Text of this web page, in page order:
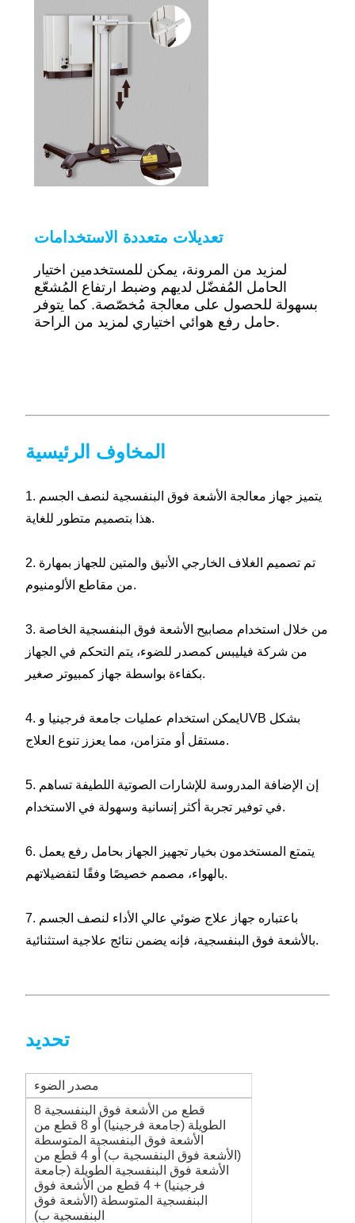
تعديلات متعددة الاستخدامات
لمزيد من المرونة، يمكن للمستخدمين اختيار
الحامل المُفضّل لديهم وضبط ارتفاع المُشعّع
بسهولة للحصول على معالجة مُخصّصة. كما يتوفر
حامل رفع هوائي اختياري لمزيد من الراحة.
المخاوف الرئيسية
1. يتميز جهاز معالجة الأشعة فوق البنفسجية لنصف الجسم
هذا بتصميم متطور للغاية.
2. تم تصميم الغلاف الخارجي الأنيق والمتين للجهاز بمهارة
من مقاطع الألومنيوم.
3. من خلال استخدام مصابيح الأشعة فوق البنفسجية الخاصة
من شركة فيليبس كمصدر للضوء، يتم التحكم في الجهاز
بكفاءة بواسطة جهاز كمبيوتر صغير.
4. يمكن استخدام عمليات جامعة فرجينيا وUVB بشكل
مستقل أو متزامن، مما يعزز تنوع العلاج.
5. إن الإضافة المدروسة للإشارات الصوتية اللطيفة تساهم
في توفير تجربة أكثر إنسانية وسهولة في الاستخدام.
6. يتمتع المستخدمون بخيار تجهيز الجهاز بحامل رفع يعمل
بالهواء، مصمم خصيصًا وفقًا لتفضيلاتهم.
7. باعتباره جهاز علاج ضوئي عالي الأداء لنصف الجسم
بالأشعة فوق البنفسجية، فإنه يضمن نتائج علاجية استثنائية.
تحديد
مصدر الضوء
8 قطع من الأشعة فوق البنفسجية
الطويلة (جامعة فرجينيا) أو 8 قطع من
الأشعة فوق البنفسجية المتوسطة
(الأشعة فوق البنفسجية ب) أو 4 قطع من
الأشعة فوق البنفسجية الطويلة (جامعة
فرجينيا) + 4 قطع من الأشعة فوق
البنفسجية المتوسطة (الأشعة فوق
البنفسجية ب)